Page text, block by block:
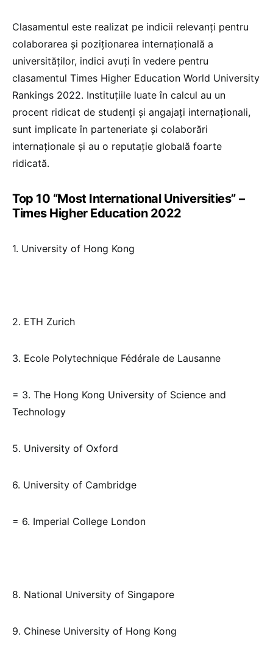
Clasamentul este realizat pe indicii relevanți pentru
colaborarea și poziționarea internațională a
universităților, indici avuți în vedere pentru
clasamentul Times Higher Education World University
Rankings 2022. Instituțiile luate în calcul au un
procent ridicat de studenți și angajați internaționali,
sunt implicate în parteneriate și colaborări
internaționale și au o reputație globală foarte
ridicată.
Top 10 “Most International Universities” –
Times Higher Education 2022
1. University of Hong Kong
2. ETH Zurich
3. Ecole Polytechnique Fédérale de Lausanne
= 3. The Hong Kong University of Science and
Technology
5. University of Oxford
6. University of Cambridge
= 6. Imperial College London
8. National University of Singapore
9. Chinese University of Hong Kong